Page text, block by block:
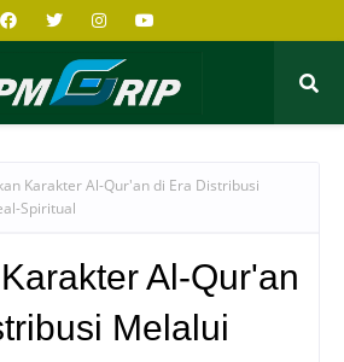
Karakter Al-Qur'an di Era Distribusi
Spiritual
Al-Qur'an
Melalui